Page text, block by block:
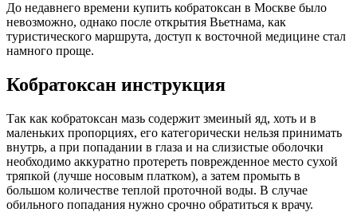
До недавнего времени купить кобратоксан в Москве было
невозможно, однако после открытия Вьетнама, как
туристического маршрута, доступ к восточной медицине стал
намного проще.
Кобратоксан инструкция
Так как кобратоксан мазь содержит змеиный яд, хоть и в
маленьких пропорциях, его категорически нельзя принимать
внутрь, а при попадании в глаза и на слизистые оболочки
необходимо аккуратно протереть поврежденное место сухой
тряпкой (лучше носовым платком), а затем промыть в
большом количестве теплой проточной воды. В случае
обильного попадания нужно срочно обратиться к врачу.